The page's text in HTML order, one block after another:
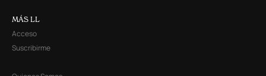
MÁS LL
Acceso
Suscribirme